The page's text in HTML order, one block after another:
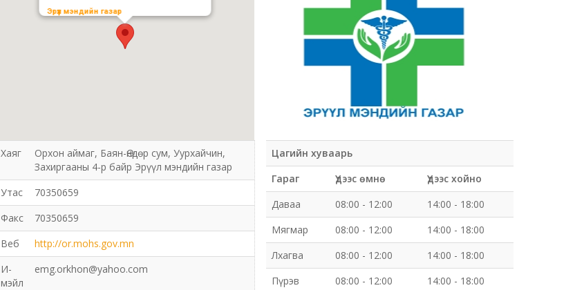
Эрүүл мэндийн газар
Хаяг
Орхон аймаг, Баян-Өндөр сум, Уурхайчин,
Захиргааны 4-р байр Эрүүл мэндийн газар
Утас
70350659
Факс
70350659
Веб
http://or.mohs.gov.mn
И-
мэйл
emg.orkhon@yahoo.com
Цагийн хуваарь
Гараг
Үдээс өмнө
Үдээс хойно
Даваа
08:00 - 12:00
14:00 - 18:00
Мягмар
08:00 - 12:00
14:00 - 18:00
Лхагва
08:00 - 12:00
14:00 - 18:00
Пүрэв
08:00 - 12:00
14:00 - 18:00